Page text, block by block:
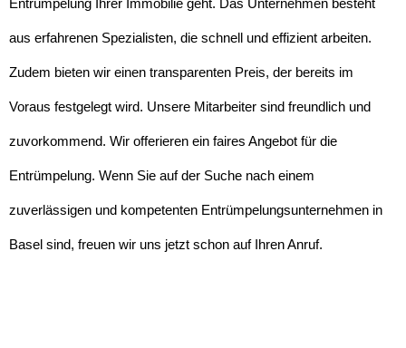
aus erfahrenen Spezialisten, die schnell und effizient arbeiten.
Zudem bieten wir einen transparenten Preis, der bereits im
Voraus festgelegt wird. Unsere Mitarbeiter sind freundlich und
zuvorkommend. Wir offerieren ein faires Angebot für die
Entrümpelung. Wenn Sie auf der Suche nach einem
zuverlässigen und kompetenten Entrümpelungsunternehmen in
Basel sind, freuen wir uns jetzt schon auf Ihren Anruf.